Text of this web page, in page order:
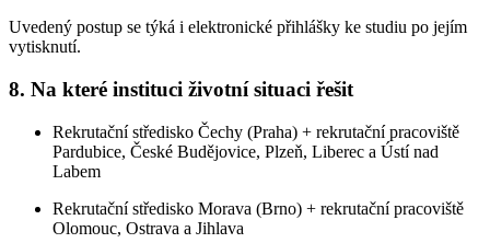
Uvedený postup se týká i elektronické přihlášky ke studiu po jejím
vytisknutí.
8. Na které instituci životní situaci řešit
Rekrutační středisko Čechy (Praha) + rekrutační pracoviště
Pardubice, České Budějovice, Plzeň, Liberec a Ústí nad
Labem
Rekrutační středisko Morava (Brno) + rekrutační pracoviště
Olomouc, Ostrava a Jihlava